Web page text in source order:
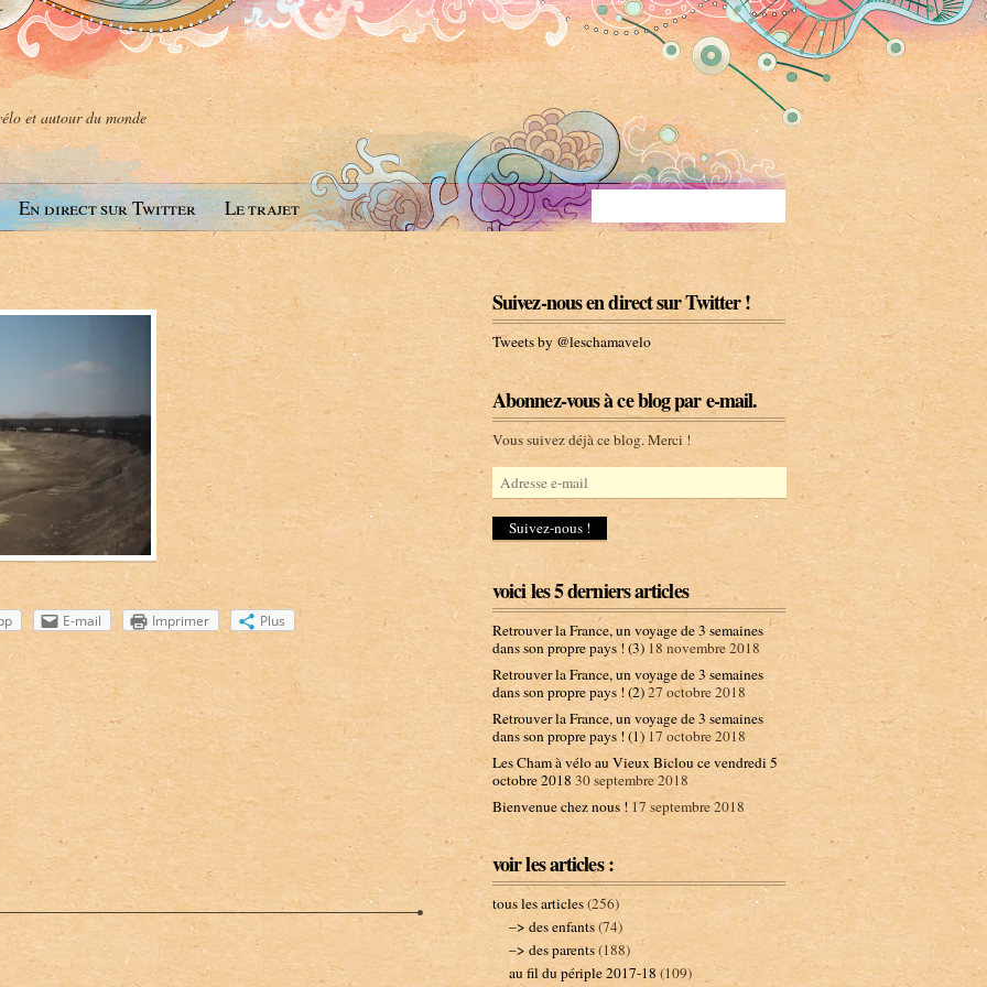
et autour du monde
En direct sur Twitter Le trajet
E-mail Imprimer Plus
Suivez-nous en direct sur Twitter !
Tweets by @leschamavelo
Abonnez-vous à ce blog par e-mail.
Vous suivez déjà ce blog. Merci !
d
r
e
e
e
-
m
a
i
l
voici les 5 derniers articles
Retrouver la France, un voyage de 3 semaines
dans son propre pays ! (3) 18 novembre 2018
Retrouver la France, un voyage de 3 semaines
dans son propre pays ! (2)27 octobre 2018
Retrouver la France, un voyage de 3 semaines
dans son propre pays ! (1) 17 octobre 2018
Les Cham à vélo au Vieux Biclou ce vendredi 5
octobre 2018 30 septembre 2018
Bienvenue chez nous ! 17 septembre 2018
voir les articles :
tous les articles(256)
–> des enfants(74)
–> des parents(188)
au fil du périple 2017-18 (109)